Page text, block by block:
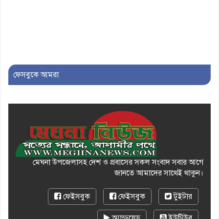
এবং একটি বিশ্লেষণ
ফেসবুকে আমরা
মেঘনা উপজেলাসহ দেশ ও প্রবাসের সকল সংবাদ সবার আগে
জানতে আমাদের সাথেই থাকুন।
ফেইসবুক ফেইসবুক টুইটার